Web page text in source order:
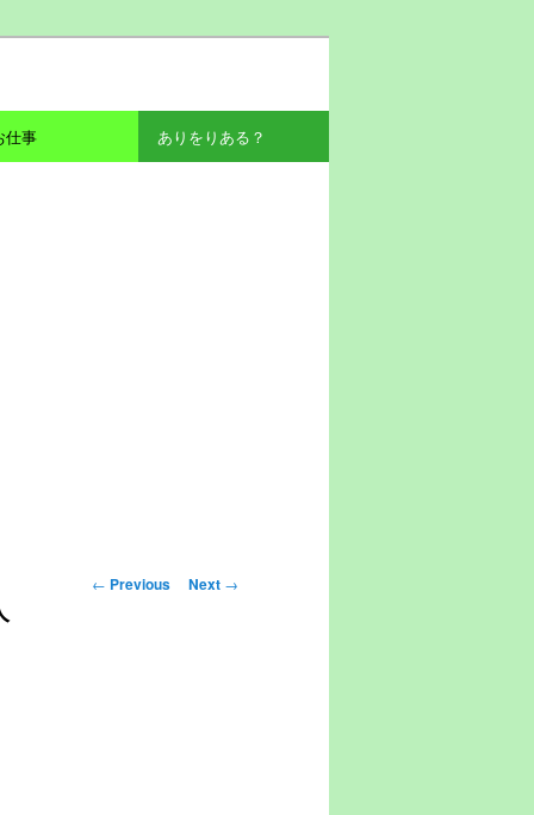
仕事 ありをりある？
Post navigation
← Previous Next →